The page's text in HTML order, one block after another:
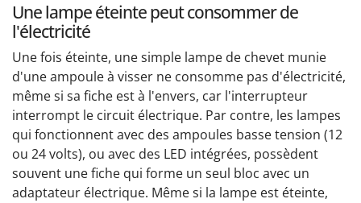
Une lampe éteinte peut consommer de
l'électricité
Une fois éteinte, une simple lampe de chevet munie
d'une ampoule à visser ne consomme pas d'électricité,
même si sa fiche est à l'envers, car l'interrupteur
interrompt le circuit électrique. Par contre, les lampes
qui fonctionnent avec des ampoules basse tension (12
ou 24 volts), ou avec des LED intégrées, possèdent
souvent une fiche qui forme un seul bloc avec un
adaptateur électrique. Même si la lampe est éteinte,